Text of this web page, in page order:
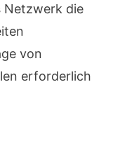
Netzwerk die
von
erforderlich